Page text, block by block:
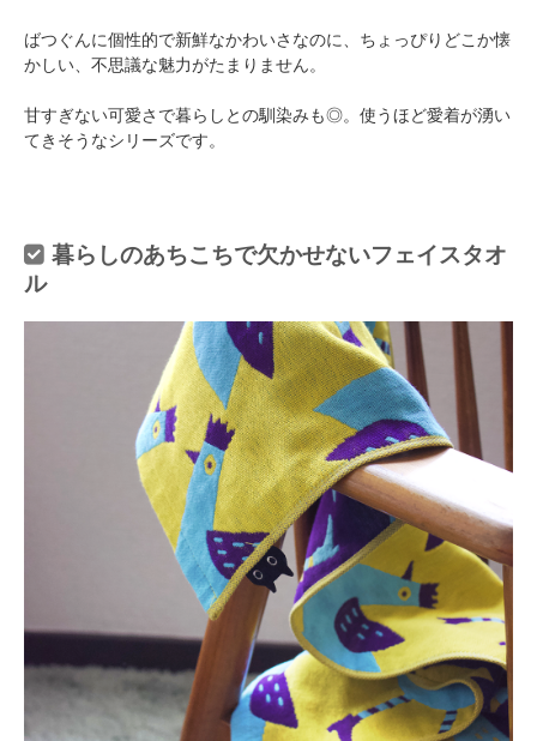
ばつぐんに個性的で新鮮なかわいさなのに、ちょっぴりどこか懐
かしい、不思議な魅力がたまりません。
甘すぎない可愛さで暮らしとの馴染みも◎。使うほど愛着が湧い
てきそうなシリーズです。
暮らしのあちこちで欠かせないフェイスタオ
ル